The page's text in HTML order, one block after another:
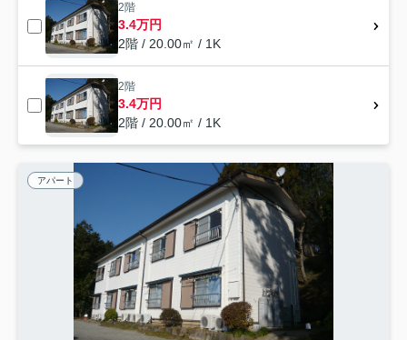
2階
3.4万円
2階 / 20.00㎡ / 1K
2階
3.4万円
2階 / 20.00㎡ / 1K
アパート